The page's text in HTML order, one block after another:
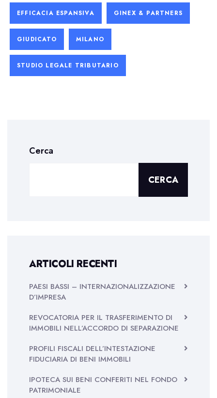
EFFICACIA ESPANSIVA GINEX & PARTNERS
GIUDICATO MILANO
STUDIO LEGALE TRIBUTARIO
Cerca
CERCA
ARTICOLI RECENTI
PAESI BASSI – INTERNAZIONALIZZAZIONE
D’IMPRESA
REVOCATORIA PER IL TRASFERIMENTO DI
IMMOBILI NELL’ACCORDO DI SEPARAZIONE
PROFILI FISCALI DELL’INTESTAZIONE
FIDUCIARIA DI BENI IMMOBILI
IPOTECA SUI BENI CONFERITI NEL FONDO
PATRIMONIALE